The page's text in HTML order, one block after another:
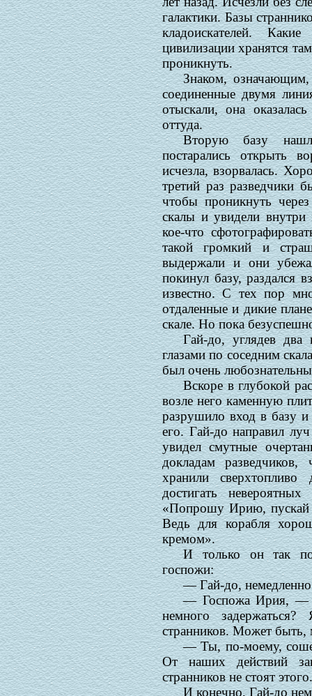
галактики. Базы
кладоискателей.
цивилизации хранятся
проникнуть.
Знаком,
соединенные двумя
отыскали, она
оттуда.
Вторую базу
постарались открыть
исчезла, взорвалась.
третий раз разведчики
чтобы проникнуть
скалы и увидели
кое-что
такой громкий и
выдержали и они
покинул базу, раздался
известно. С тех пор
отдаленные и дикие
скале. Но пока
Гай-до, углядев два
глазами по соседним
был очень
Вскоре в глубокой
возле него каменную
разрушило вход в базу
его. Гай-до направил
увидел смутные
докладам
хранили сверхтопливо
достигать
«Попрошу Ирию, пускай
Ведь для корабля
кремом».
И только он так
госпожи:
— Гай-до,
— Госпожа Ирия, —
немного
странников. Может быть,
— Ты, по-моему,
От наших действий
странников не стоят
И конечно, Гай-до